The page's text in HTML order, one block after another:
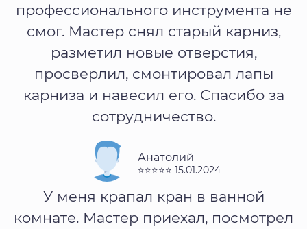
профессионального инструмента не
смог. Мастер снял старый карниз,
разметил новые отверстия,
просверлил, смонтировал лапы
карниза и навесил его. Спасибо за
сотрудничество.
Анатолий
⭐⭐⭐⭐⭐ 15.01.2024
У меня крапал кран в ванной
комнате. Мастер приехал, посмотрел